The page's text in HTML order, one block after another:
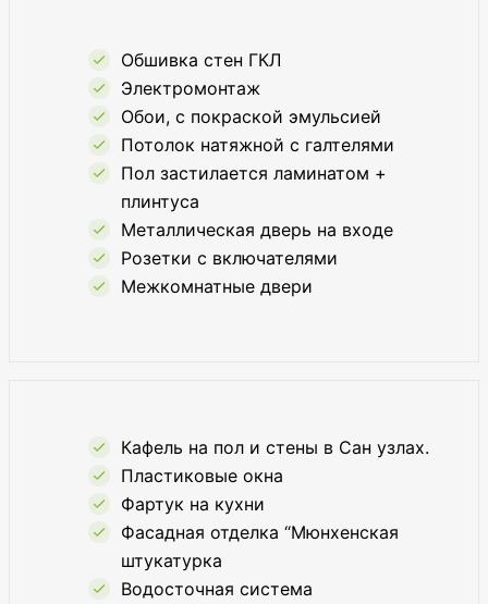
Обшивка стен ГКЛ
Электромонтаж
Обои, с покраской эмульсией
Потолок натяжной с галтелями
Пол застилается ламинатом +
плинтуса
Металлическая дверь на входе
Розетки с включателями
Межкомнатные двери
Кафель на пол и стены в Сан узлах.
Пластиковые окна
Фартук на кухни
Фасадная отделка “Мюнхенская
штукатурка
Водосточная система